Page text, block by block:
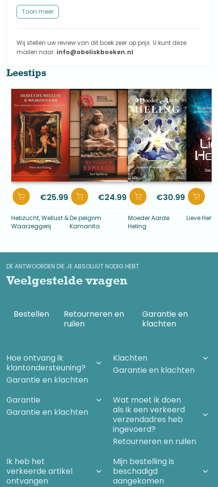
Toon meer
Wij stellen uw review van dit boek zeer op prijs. U kunt deze
mailen naar: info@obeliskboeken.nl
Leestips
€25.99
Hebzucht, Wellust &
Waarzeggerij
€24.99
De pelgrim
Kamanita
€30.99
Moeder Aarde
Heling
Lieve
DE ANTWOORDEN DIE JE ABSOLUUT NODIG HEBT
Veelgestelde vragen
Bestellen
Retourneren en
ruilen
Garantie en
klachten
Hoe ontvang ik
klantondersteuning?
Garantie en klachten
Klachten
Garantie en klachten
Garantie
Garantie en klachten
Wat moet ik doen
als ik een verkeerd
verzendadres heb
ingevoerd?
Retourneren en ruilen
Ik heb het
verkeerde artikel
ontvangen
Mijn bestelling is
beschadigd
aangekomen